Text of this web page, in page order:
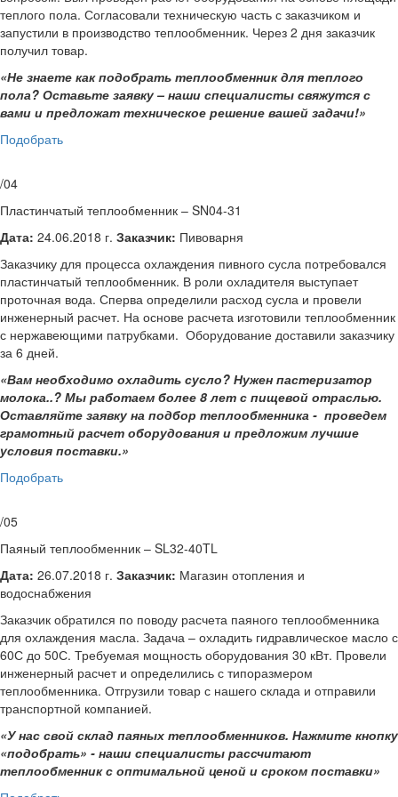
теплого пола. Согласовали техническую часть с заказчиком и
запустили в производство теплообменник. Через 2 дня заказчик
получил товар.
«Не знаете как подобрать теплообменник для теплого
пола? Оставьте заявку – наши специалисты свяжутся с
вами и предложат техническое решение вашей задачи!»
Подобрать
/04
Пластинчатый теплообменник – SN04-31
Дата: 24.06.2018 г. Заказчик: Пивоварня
Заказчику для процесса охлаждения пивного сусла потребовался
пластинчатый теплообменник. В роли охладителя выступает
проточная вода. Сперва определили расход сусла и провели
инженерный расчет. На основе расчета изготовили теплообменник
с нержавеющими патрубками. Оборудование доставили заказчику
за 6 дней.
«Вам необходимо охладить сусло? Нужен пастеризатор
молока..? Мы работаем более 8 лет с пищевой отраслью.
Оставляйте заявку на подбор теплообменника - проведем
грамотный расчет оборудования и предложим лучшие
условия поставки.»
Подобрать
/05
Паяный теплообменник – SL32-40TL
Дата: 26.07.2018 г. Заказчик: Магазин отопления и
водоснабжения
Заказчик обратился по поводу расчета паяного теплообменника
для охлаждения масла. Задача – охладить гидравлическое масло с
60С до 50С. Требуемая мощность оборудования 30 кВт. Провели
инженерный расчет и определились с типоразмером
теплообменника. Отгрузили товар с нашего склада и отправили
транспортной компанией.
«У нас свой склад паяных теплообменников. Нажмите кнопку
«подобрать» - наши специалисты рассчитают
теплообменник с оптимальной ценой и сроком поставки»